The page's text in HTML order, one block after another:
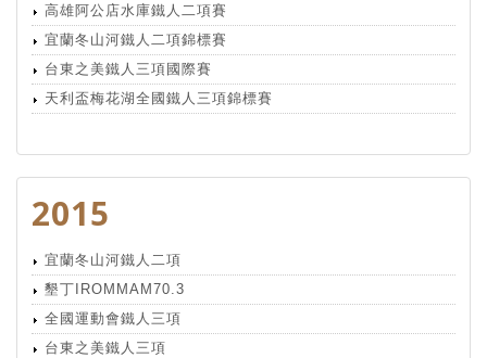
高雄阿公店水庫鐵人二項賽
宜蘭冬山河鐵人二項錦標賽
台東之美鐵人三項國際賽
天利盃梅花湖全國鐵人三項錦標賽
2015
宜蘭冬山河鐵人二項
墾丁IROMMAM70.3
全國運動會鐵人三項
台東之美鐵人三項